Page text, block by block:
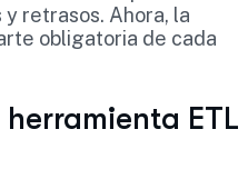
retrasos. Ahora, la
obligatoria de cada
ETL